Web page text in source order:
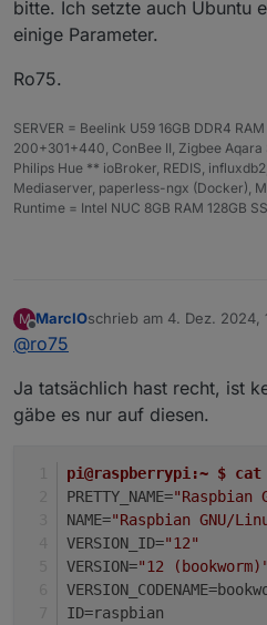
bitte. Ich setzte auch Ubuntu
einige Parameter.
Ro75.
SERVER = Beelink U59 16GB DDR4
200+301+440, ConBee II, Zigbee Aqara
Philips Hue ** ioBroker, REDIS,
Mediaserver, paperless-ngx (Docker),
Runtime = Intel NUC 8GB RAM 128GB
M
Offline
MarcIOschrieb am 4. Dez. 2024,
zuletzt editiert von
@ro75
Ja tatsächlich hast recht, ist
gäbe es nur auf diesen.
pi@raspberrypi:~ $
PRETTY_NAME="Raspbian
NAME="Raspbian GNU/
VERSION_ID="12"
VERSION="12 (bookworm)"
ID=raspbian